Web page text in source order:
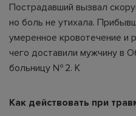
Пострадавший вызвал
но боль не утихала.
умеренное кровотечение и
чего доставили мужчину в
больницу № 2. К
Как действовать при